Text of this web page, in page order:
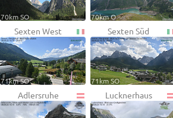
70km SO 70km O
Sexten West
71km SO
Sexten Süd
71km SO
Adlersruhe Lucknerhaus